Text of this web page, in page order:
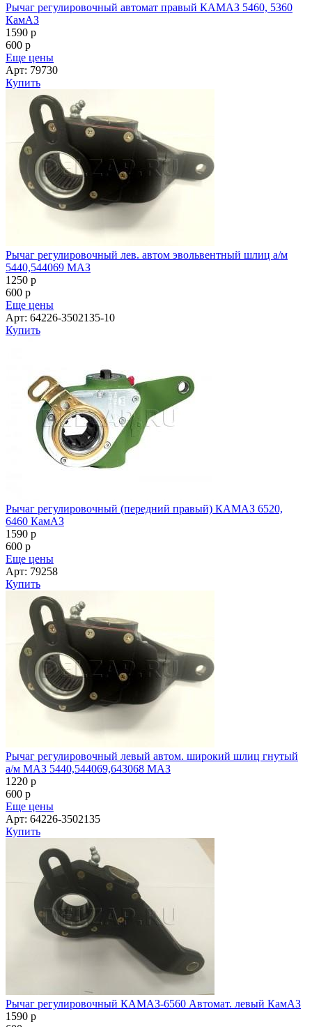
Рычаг регулировочный автомат правый КАМАЗ 5460, 5360
КамАЗ
1590 p
600 p
Еще цены
Арт: 79730
Купить
Рычаг регулировочный лев. автом эвольвентный шлиц а/м
5440,544069 МАЗ
1250 p
600 p
Еще цены
Арт: 64226-3502135-10
Купить
Рычаг регулировочный (передний правый) КАМАЗ 6520,
6460 КамАЗ
1590 p
600 p
Еще цены
Арт: 79258
Купить
Рычаг регулировочный левый автом. широкий шлиц гнутый
а/м МАЗ 5440,544069,643068 МАЗ
1220 p
600 p
Еще цены
Арт: 64226-3502135
Купить
Рычаг регулировочный КАМАЗ-6560 Автомат. левый КамАЗ
1590 p